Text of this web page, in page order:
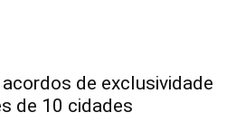
de exclusividade
de 10 cidades